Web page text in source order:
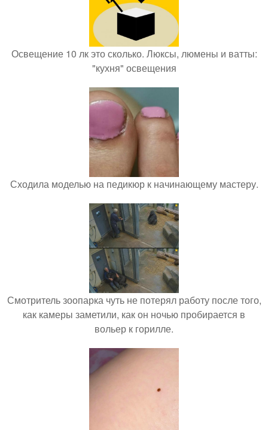
Освещение 10 лк это сколько. Люксы, люмены и ватты:
"кухня" освещения
Сходила моделью на педикюр к начинающему мастеру.
Смотритель зоопарка чуть не потерял работу после того,
как камеры заметили, как он ночью пробирается в
вольер к горилле.